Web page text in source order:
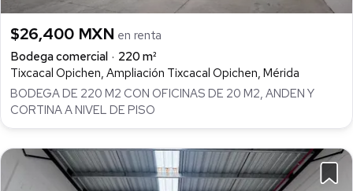
$26,400 MXN en renta
Bodega comercial
220 m²
Tixcacal Opichen, Ampliación Tixcacal Opichen, Mérida
BODEGA DE 220 M2 CON OFICINAS DE 20 M2, ANDEN Y
CORTINA A NIVEL DE PISO